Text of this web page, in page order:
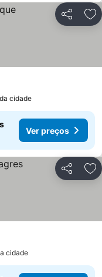
Partilhar
cidade
Ver preços
Partilhar
cidade